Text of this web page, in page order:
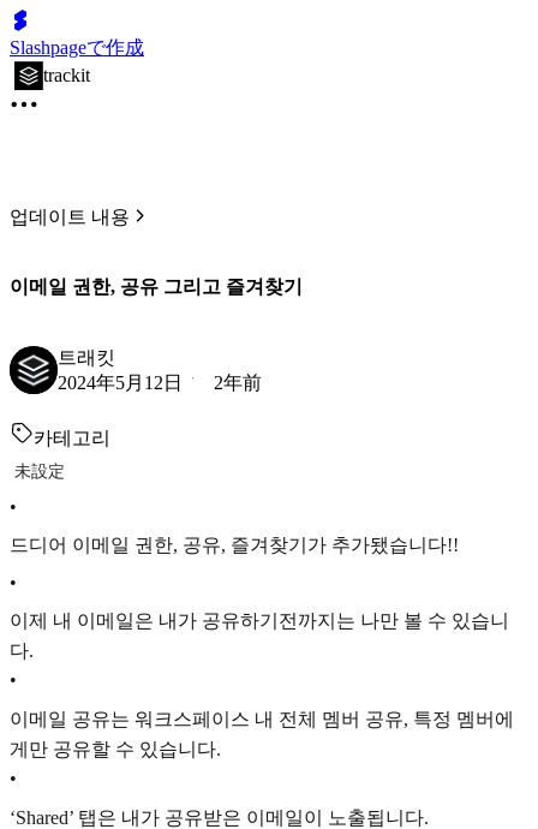
Slashpageで作成
trackit
업데이트 내용
이메일 권한, 공유 그리고 즐겨찾기
트래킷
2024年5月12日
2年前
카테고리
未設定
•
드디어 이메일 권한, 공유, 즐겨찾기가 추가됐습니다!!
•
이제 내 이메일은 내가 공유하기전까지는 나만 볼 수 있습니
다.
•
이메일 공유는 워크스페이스 내 전체 멤버 공유, 특정 멤버에
게만 공유할 수 있습니다.
•
‘Shared’ 탭은 내가 공유받은 이메일이 노출됩니다.